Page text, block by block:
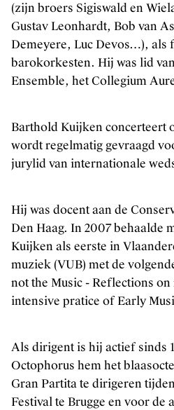
(zijn broers Sigiswald en
Gustav Leonhardt, Bob van
Demeyere, Luc Devos…), als
barokorkesten. Hij was lid
Ensemble, het Collegium
Barthold Kuijken concerteert
wordt regelmatig gevraagd
jurylid van internationale
Hij was docent aan de
Den Haag. In 2007 behaalde
Kuijken als eerste in
muziek (VUB) met de
not the Music - Reflections
intensive pratice of Early
Als dirigent is hij actief sinds
Octophorus hem het
Gran Partita te dirigeren
Festival te Brugge en voor de